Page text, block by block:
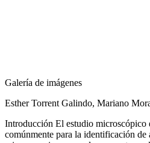
Galería de imágenes
Esther Torrent Galindo, Mariano
Introducción El estudio microscópico
comúnmente para la identificación de